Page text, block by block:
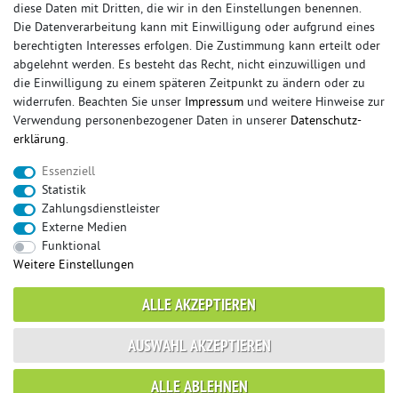
© Copyright 2026 Sportauspuff-Store.de - Alle Rechte vorbehalten.
Preisangaben inkl. gesetzlicher MwSt. und zzgl. Versandkosten
Das Internetportal für Sportendschalldämpfer, Komplettanlagen,
Rennsportanlagen, Sportendrohre, Universalteile, Fächerkrümmer,
Vorschalldämpfer, Sportkat, Ersatzrohr und Auspuffzubehör.
FOX, REMUS, FSW, FRIEDRICH MOTORSPORT, EISENMANN, ULTER
SPORT, NOVUS
sportauspuff sportkat
endrohr
downpipe
mittelschalldämpfer
fächerkrümmer
ulter
vorschalldämpfer
fsw
duplex milltek
diese Daten mit Dritten, die wir in den Einstellungen benennen.
Die Datenverarbeitung kann mit Einwilligung oder aufgrund eines
berechtigten Interesses erfolgen. Die Zustimmung kann erteilt oder
abgelehnt werden. Es besteht das Recht, nicht einzuwilligen und
die Einwilligung zu einem späteren Zeitpunkt zu ändern oder zu
widerrufen. Beachten Sie unser Impressum und weitere Hinweise zur
Verwendung personenbezogener Daten in unserer Daten­schutz­
erklärung.
Essenziell
Statistik
Zahlungsdienstleister
Externe Medien
Funktional
Weitere Einstellungen
ALLE AKZEPTIEREN
ALLE ABLEHNEN
AUSWAHL AKZEPTIEREN